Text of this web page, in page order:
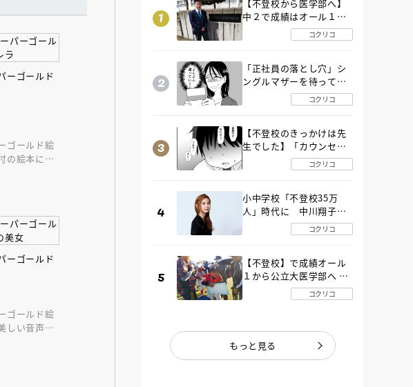
ーゴールド
ゴールド絵
の絵本にな
ーゴールド
ゴールド絵
しい音声付
【不登校から医学部へ】
中２で成績はオール１
「昼夜逆転」したわが子
を”夜遊び”に連れ出した
コクリコ
「正社員の落とし穴」シ
ングルマザーを待ってい
た“魔の２年間”【後編】
コクリコ
【不登校のきっかけは先
生でした】「カウンセリ
ングの時間」生徒の情報
をバラしたのは…《第２
コクリコ
小中学校「不登校35万
人」時代に 中川翔子さ
んが審査委員長「不登校
生動画甲子園 2026」が開
コクリコ
【不登校】で成績オール
１から公立大医学部へ 中
２で起立性調節障害「治
るまで３年」の診断 その
コクリコ
もっと見る